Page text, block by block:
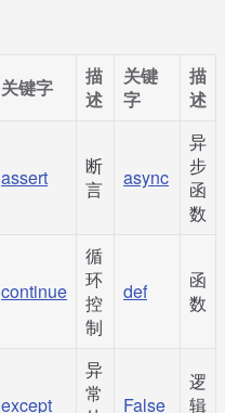
关键字
描
述
关键
字
描
述
assert
断
言
async
异
步
函
数
continue
循
环
控
制
def
函
数
except
异
常
False
逻
辑